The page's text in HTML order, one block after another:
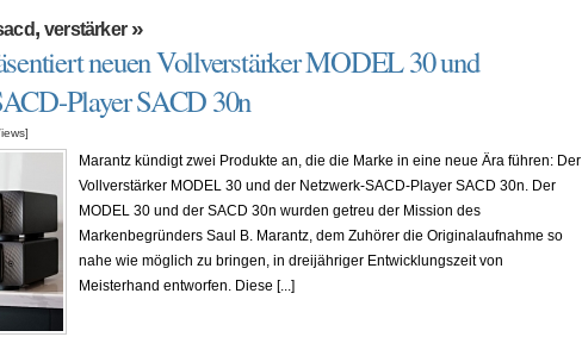
, verstärker»
neuen Vollverstärker MODEL 30 und
Player SACD 30n
Marantz kündigt zwei Produkte an, die die Marke in eine neue Ära führen: Der
Vollverstärker MODEL 30 und der Netzwerk-SACD-Player SACD 30n. Der
MODEL 30 und der SACD 30n wurden getreu der Mission des
Markenbegründers Saul B. Marantz, dem Zuhörer die Originalaufnahme so
nahe wie möglich zu bringen, in dreijähriger Entwicklungszeit von
Meisterhand entworfen. Diese [...]